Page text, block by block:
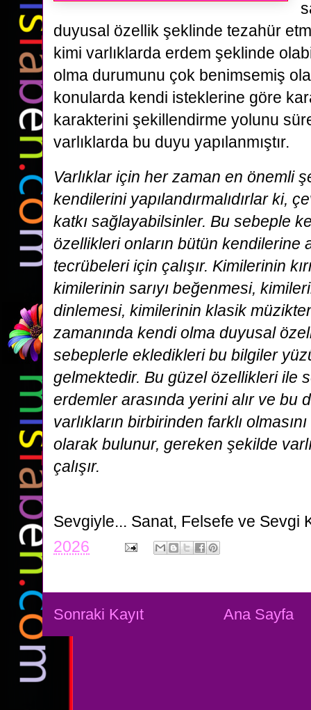
duyusal özellik şeklinde tezahür
kimi varlıklarda erdem şeklinde
olma durumunu çok benimsemiş
konularda kendi isteklerine göre
karakterini şekillendirme yolunu
varlıklarda bu duyu yapılanmıştır.
Varlıklar için her zaman en önemli
kendilerini yapılandırmalıdırlar ki,
katkı sağlayabilsinler. Bu sebeple
özellikleri onların bütün kendilerine
tecrübeleri için çalışır. Kimilerinin
kimilerinin sarıyı beğenmesi,
dinlemesi, kimilerinin klasik
zamanında kendi olma duyusal
sebeplerle ekledikleri bu bilgiler
gelmektedir. Bu güzel özellikleri ile
erdemler arasında yerini alır ve bu
varlıkların birbirinden farklı
olarak bulunur, gereken şekilde
çalışır.
Sevgiyle... Sanat, Felsefe ve Sevgi
2026
Sonraki Kayıt Ana Sayfa